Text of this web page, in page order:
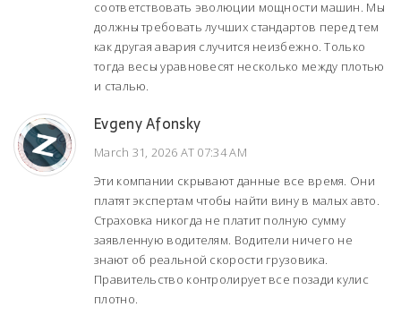
соответствовать эволюции мощности машин. Мы
должны требовать лучших стандартов перед тем
как другая авария случится неизбежно. Только
тогда весы уравновесят несколько между плотью
и сталью.
Evgeny Afonsky
March 31, 2026 AT 07:34 AM
Эти компании скрывают данные все время. Они
платят экспертам чтобы найти вину в малых авто.
Страховка никогда не платит полную сумму
заявленную водителям. Водители ничего не
знают об реальной скорости грузовика.
Правительство контролирует все позади кулис
плотно.